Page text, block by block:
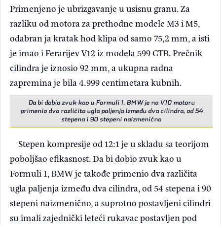
Primenjeno je ubrizgavanje u usisnu granu. Za
razliku od motora za prethodne modele M3 i M5,
odabran ja kratak hod klipa od samo 75,2 mm, a isti
je imao i Ferarijev V12 iz modela 599 GTB. Prečnik
cilindra je iznosio 92 mm, a ukupna radna
zapremina je bila 4.999 centimetara kubnih.
Da bi dobio zvuk kao u Formuli 1, BMW je na V10 motoru
primenio dva različita ugla paljenja između dva cilindra, od 54
stepena i 90 stepeni naizmenično
Stepen kompresije od 12:1 je u skladu sa teorijom
poboljšao efikasnost. Da bi dobio zvuk kao u
Formuli 1, BMW je takođe primenio dva različita
ugla paljenja između dva cilindra, od 54 stepena i 90
stepeni naizmenično, a suprotno postavljeni cilindri
su imali zajednički leteći rukavac postavljen pod